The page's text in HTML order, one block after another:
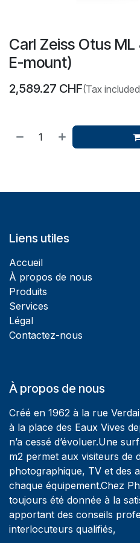
Carl Zeiss Otus
E-mount)
2,589.27 CHF(Tax
Liens utiles
Accueil
À propos de nous
Produits
Services
Légal
Contactez-nous
À propos de nous
Créé en 1962 à la rue
à la place des Eaux Vives
n’a cessé d’évoluer.Une
m2 permet aux visiteurs de
photographique, TV et des
chaque équipement.Chez
toujours été donnée à la
apportant des conseils
interlocuteurs qualifiés,